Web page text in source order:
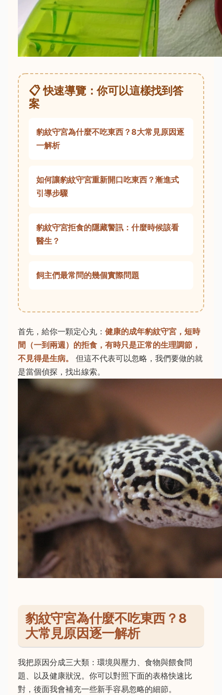
📋 快速導覽：你可以這樣找到答
案
豹紋守宮為什麼不吃東西？8大常見原因逐
一解析
如何讓豹紋守宮重新開口吃東西？漸進式
引導步驟
豹紋守宮拒食的隱藏警訊：什麼時候該看
醫生？
飼主們最常問的幾個實際問題
首先，給你一顆定心丸： 健康的成年豹紋守宮，短時
間（一到兩週）的拒食，有時只是正常的生理調節，
不見得是生病。
但這不代表可以忽略，我們要做的就
是當個偵探，找出線索。
豹紋守宮為什麼不吃東西？8
大常見原因逐一解析
我把原因分成三大類：環境與壓力、食物與餵食問
題、以及健康狀況。你可以對照下面的表格快速比
對，後面我會補充一些新手容易忽略的細節。